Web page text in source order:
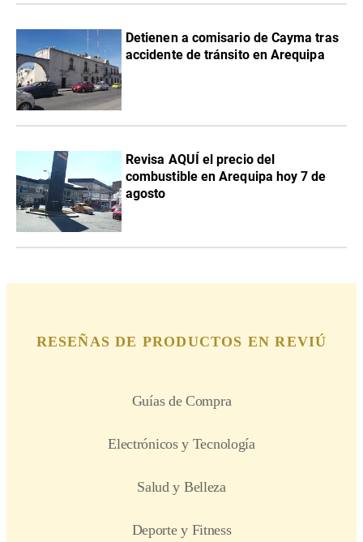
Detienen a comisario de Cayma tras
accidente de tránsito en Arequipa
Revisa AQUÍ el precio del
combustible en Arequipa hoy 7 de
agosto